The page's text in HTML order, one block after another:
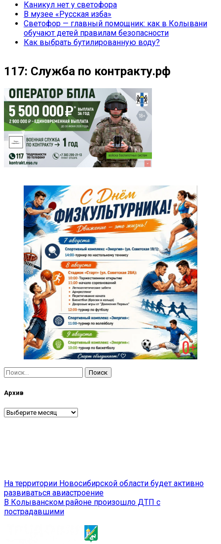
Каникул нет у светофора
В музее «Русская изба»
Светофор — главный помощник: как в Колывани
обучают детей правилам безопасности
Как выбрать бутилированную воду?
117: Служба по контракту.рф
Найти:
Архив
Архив
Навигация
по
записям
На территории Новосибирской области будет активно
развиваться авиастроение
В Колыванском районе произошло ДТП с
пострадавшими